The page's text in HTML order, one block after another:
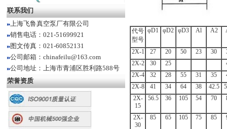
联系我们
上海飞鲁真空泵厂有限公司
销售电话：021-51699921
图文传真：021-60852131
公司邮箱：chinafeilu@163.com
公司地址：上海市青浦区胜利路588号
荣誉资质
代号
型号
φD1 φD2 φD3 Al A2
2X-1 27 20 50 23 30
2X-2
30 25
2X-4
32 28 55 31 35
2X-8
41 34 64 38 42.5
2X-
15
56.5 36 105 54 70
2X-
30
85 65 105 75 85